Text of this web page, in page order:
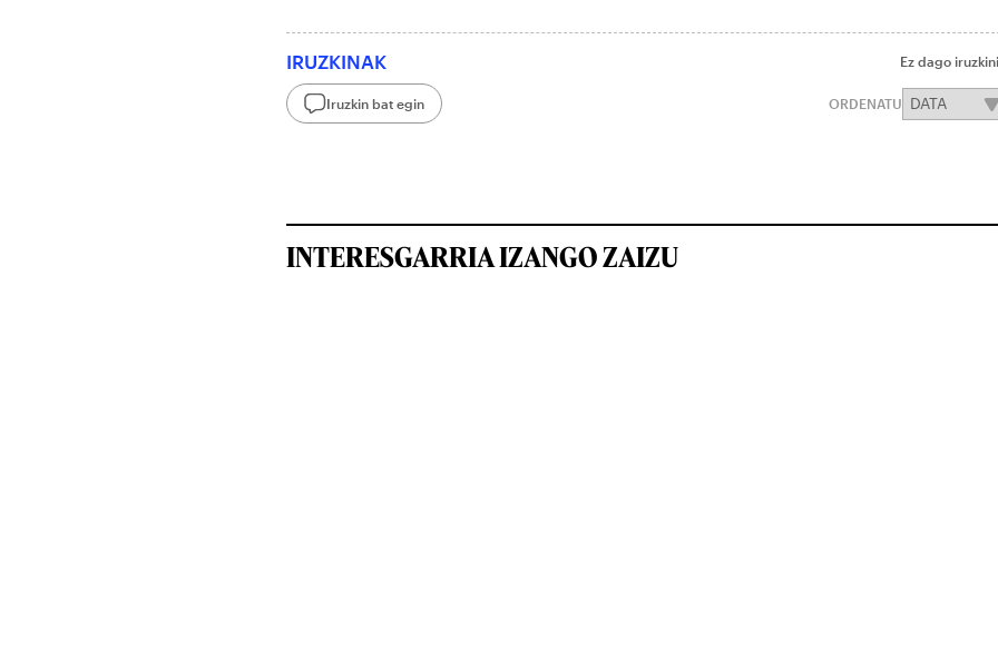
IRUZKINAK Ez dago
Iruzkin bat egin ORDENATU
INTERESGARRIA IZANGO ZAIZU